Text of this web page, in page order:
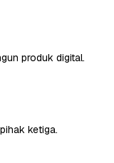
produk digital.
ketiga.